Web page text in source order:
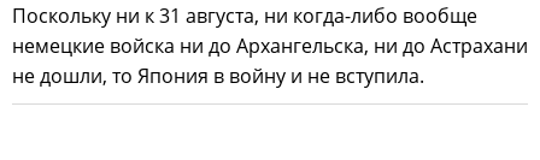
Поскольку ни к 31 августа, ни когда-либо вообще
немецкие войска ни до Архангельска, ни до Астрахани
не дошли, то Япония в войну и не вступила.